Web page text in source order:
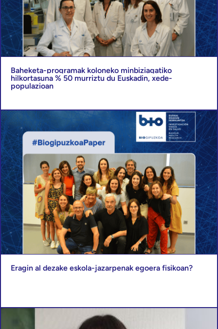
Baheketa-programak koloneko minbiziagatiko
hilkortasuna % 50 murriztu du Euskadin, xede-
populazioan
Eragin al dezake eskola-jazarpenak egoera fisikoan?